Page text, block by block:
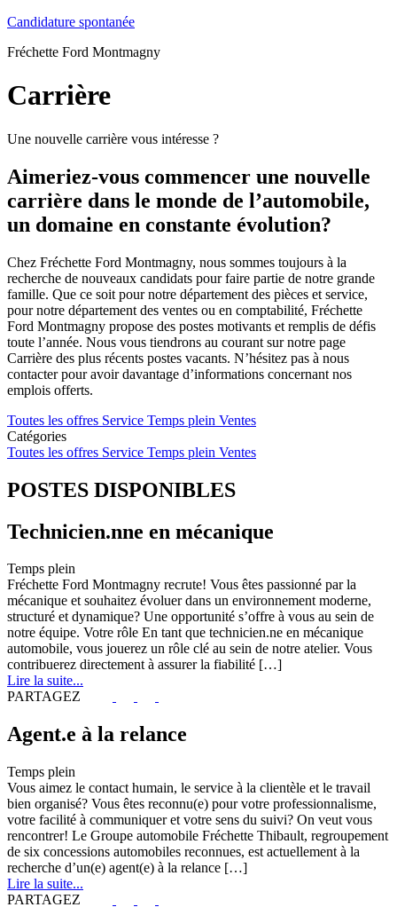
Candidature spontanée
Fréchette Ford Montmagny
Carrière
Une nouvelle carrière vous intéresse ?
Aimeriez-vous commencer une nouvelle
carrière dans le monde de l’automobile,
un domaine en constante évolution?
Chez Fréchette Ford Montmagny, nous sommes toujours à la
recherche de nouveaux candidats pour faire partie de notre grande
famille. Que ce soit pour notre département des pièces et service,
pour notre département des ventes ou en comptabilité, Fréchette
Ford Montmagny propose des postes motivants et remplis de défis
toute l’année. Nous vous tiendrons au courant sur notre page
Carrière des plus récents postes vacants. N’hésitez pas à nous
contacter pour avoir davantage d’informations concernant nos
emplois offerts.
Toutes les offres Service Temps plein Ventes
Catégories
Toutes les offres Service Temps plein Ventes
POSTES DISPONIBLES
Technicien.nne en mécanique
Temps plein
Fréchette Ford Montmagny recrute! Vous êtes passionné par la
mécanique et souhaitez évoluer dans un environnement moderne,
structuré et dynamique? Une opportunité s’offre à vous au sein de
notre équipe. Votre rôle En tant que technicien.ne en mécanique
automobile, vous jouerez un rôle clé au sein de notre atelier. Vous
contribuerez directement à assurer la fiabilité […]
Lire la suite...
PARTAGEZ
Agent.e à la relance
Temps plein
Vous aimez le contact humain, le service à la clientèle et le travail
bien organisé? Vous êtes reconnu(e) pour votre professionnalisme,
votre facilité à communiquer et votre sens du suivi? On veut vous
rencontrer! Le Groupe automobile Fréchette Thibault, regroupement
de six concessions automobiles reconnues, est actuellement à la
recherche d’un(e) agent(e) à la relance […]
Lire la suite...
PARTAGEZ